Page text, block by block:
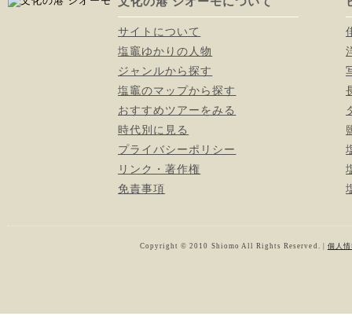
サイトについて
塩竈ゆかりの人物
ジャンルから探す
塩竈のマップから探す
おすすめツアーをみる
時代別に見る
プライバシーポリシー
リンク・著作権
免責事項
Copyright © 2010 Shiomo All Rights Reserved. | 個人